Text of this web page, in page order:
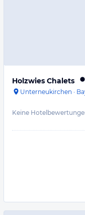
Holzwies Chalets
Unterneukirchen ·
Keine